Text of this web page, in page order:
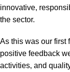
innovative,
the sector.
As this was our first
positive feedback
activities, and